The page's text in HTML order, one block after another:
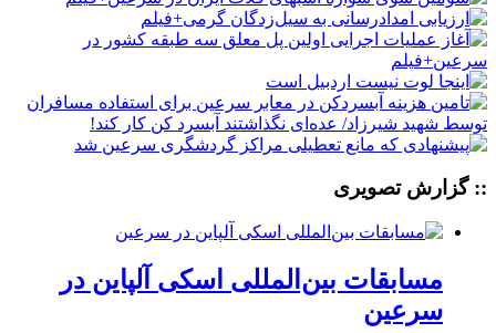
:: گزارش تصویری
مسابقات بین‌المللی اسکی آلپاین در
سرعین